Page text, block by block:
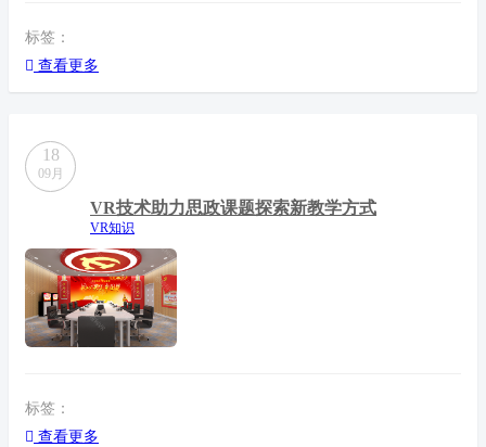
标签：
查看更多
18
09月
VR技术助力思政课题探索新教学方式
VR知识
标签：
查看更多